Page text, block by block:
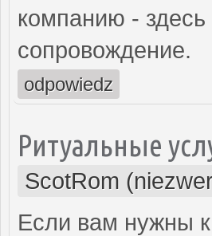
компанию -
сопровождение.
odpowiedz
Ритуальные
ScotRom
Если вам нужны